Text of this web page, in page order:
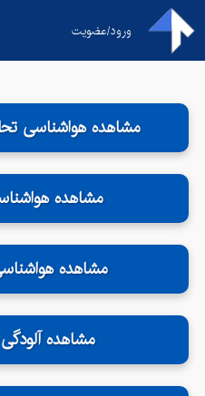
ورود/عضویت
مشاهده هواشناسی
مشاهده هواشناسی
مشاهده هواشناسی
مشاهده آلودگی سنجی قله سیاه کیو